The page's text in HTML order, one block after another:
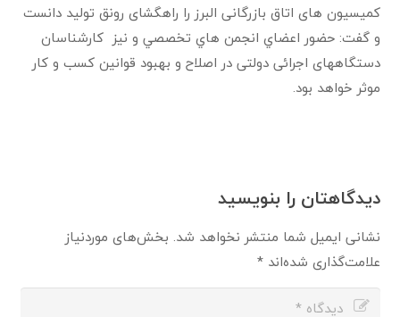
کمیسیون های اتاق بازرگانی البرز را راهگشای رونق تولید دانست
و گفت: حضور اعضاي انجمن هاي تخصصي و نیز كارشناسان
دستگاههای اجرائی دولتی در اصلاح و بهبود قوانين كسب و كار
موثر خواهد بود.
دیدگاهتان را بنویسید
نشانی ایمیل شما منتشر نخواهد شد. بخش‌های موردنیاز
علامت‌گذاری شده‌اند*